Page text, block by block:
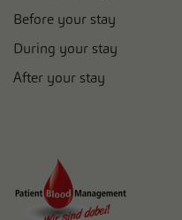
Before your stay
During your stay
After your stay